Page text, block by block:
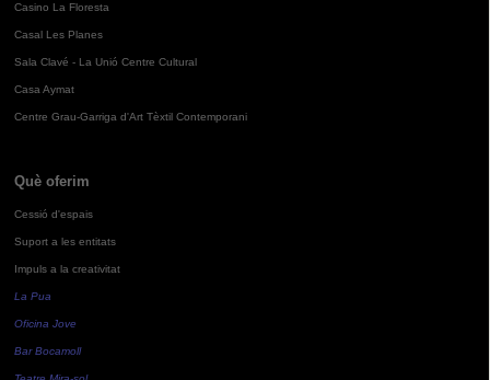
Casino La Floresta
Casal Les Planes
Sala Clavé - La Unió Centre Cultural
Casa Aymat
Centre Grau-Garriga d'Art Tèxtil Contemporani
Què oferim
Cessió d'espais
Suport a les entitats
Impuls a la creativitat
La Pua
Oficina Jove
Bar Bocamoll